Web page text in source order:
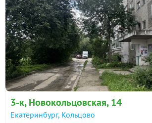
3-к, Новокольцовская, 14
Екатеринбург, Кольцово